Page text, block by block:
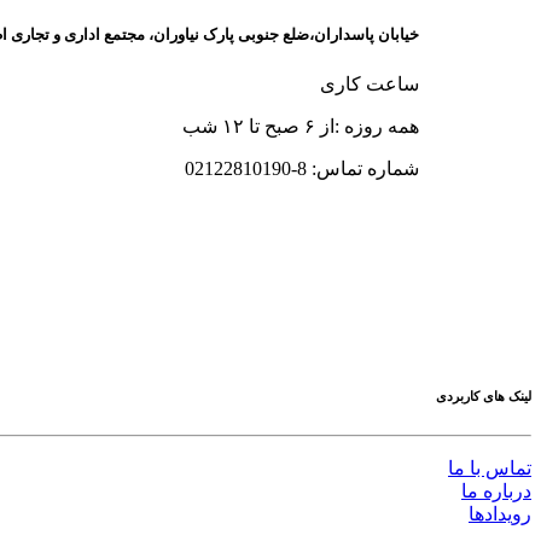
خیابان پاسداران،‌ضلع جنوبی پارک نیاوران، مجتمع اداری و
ساعت کاری
همه روزه :‌از ۶ صبح تا ‍۱۲ شب
شماره تماس: 8-02122810190
لینک های کاربردی
تماس با ما
درباره ما
رویدادها